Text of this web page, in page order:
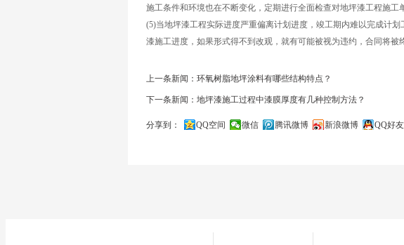
施工条件和环境也在不断变化，定期进行全面检查对地坪漆工程施工
(5)当地坪漆工程实际进度严重偏离计划进度，竣工期内难以完成计
漆施工进度，如果形式得不到改观，就有可能被视为违约，合同将被
上一条新闻：环氧树脂地坪涂料有哪些结构特点？
下一条新闻：地坪漆施工过程中漆膜厚度有几种控制方法？
分享到： QQ空间 微信 腾讯微博 新浪微博 QQ好友